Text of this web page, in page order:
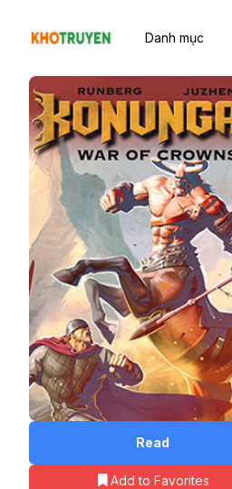
Danh mục
Read
Add to Favorites